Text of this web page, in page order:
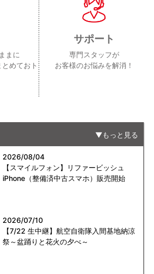
まに
めておト
サポート
専門スタッフが
お客様のお悩みを解消！
もっと見る
2026/08/04
【スマイルフォン】リファービッシュ
iPhone（整備済中古スマホ）販売開始
2026/07/10
【7/22 生中継】航空自衛隊入間基地納涼
祭～盆踊りと花火の夕べ～